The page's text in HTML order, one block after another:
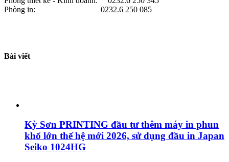
Phòng in: 0232.6 250 085
Bài viết
Kỳ Sơn PRINTING đầu tư thêm máy in phun
khổ lớn thế hệ mới 2026, sử dụng đầu in Japan
Seiko 1024HG